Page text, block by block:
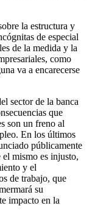
la estructura y
de especial
de la medida y la
como
va a encarecerse
sector de la banca
que
son un freno al
En los últimos
públicamente
el mismo es injusto,
y el
de trabajo, que
su
impacto en la